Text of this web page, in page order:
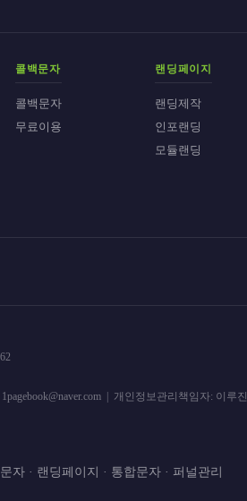
콜백문자
콜백문자
무료이용
랜딩페이지
랜딩제작
인포랜딩
모듈랜딩
| 개인정보관리책임자: 이루진
· 랜딩페이지 · 통합문자 · 퍼널관리